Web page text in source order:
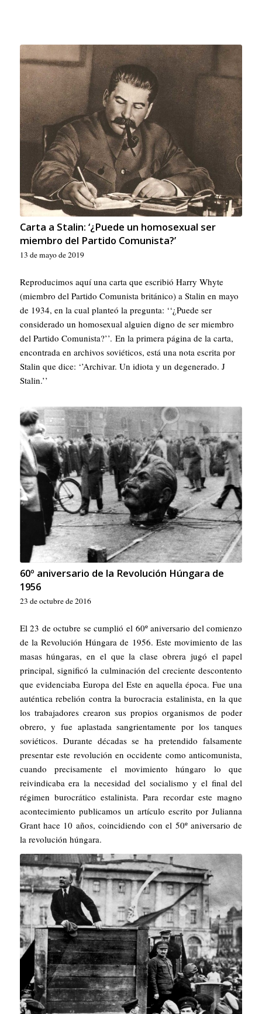
Carta a Stalin: ‘¿Puede un homosexual ser
miembro del Partido Comunista?’
13 de mayo de 2019
Reproducimos aquí una carta que escribió Harry Whyte
(miembro del Partido Comunista británico) a Stalin en mayo
de 1934, en la cual planteó la pregunta: ‘‘¿Puede ser
considerado un homosexual alguien digno de ser miembro
del Partido Comunista?’’. En la primera página de la carta,
encontrada en archivos soviéticos, está una nota escrita por
Stalin que dice: ‘’Archivar. Un idiota y un degenerado. J
Stalin.’’
60º aniversario de la Revolución Húngara de
1956
23 de octubre de 2016
El 23 de octubre se cumplió el 60º aniversario del comienzo
de la Revolución Húngara de 1956. Este movimiento de las
masas húngaras, en el que la clase obrera jugó el papel
principal, significó la culminación del creciente descontento
que evidenciaba Europa del Este en aquella época. Fue una
auténtica rebelión contra la burocracia estalinista, en la que
los trabajadores crearon sus propios organismos de poder
obrero, y fue aplastada sangrientamente por los tanques
soviéticos. Durante décadas se ha pretendido falsamente
presentar este revolución en occidente como anticomunista,
cuando precisamente el movimiento húngaro lo que
reivindicaba era la necesidad del socialismo y el final del
régimen burocrático estalinista. Para recordar este magno
acontecimiento publicamos un artículo escrito por Julianna
Grant hace 10 años, coincidiendo con el 50º aniversario de
la revolución húngara.